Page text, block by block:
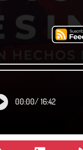
00:00/ 16:42